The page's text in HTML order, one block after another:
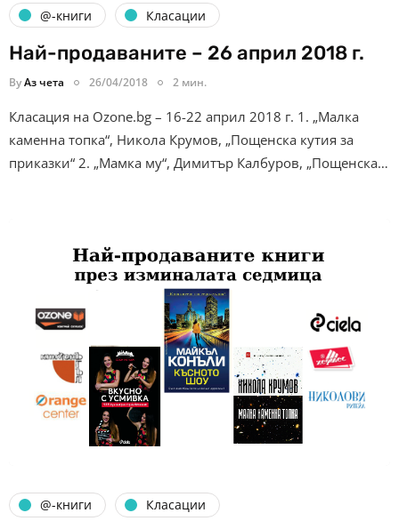
@-книги Класации
Най-продаваните – 26 април 2018 г.
ByАз чета 26/04/2018 2 мин.
Класация на Ozone.bg – 16-22 април 2018 г. 1. „Малка
каменна топка“, Никола Крумов, „Пощенска кутия за
приказки“ 2. „Мамка му“, Димитър Калбуров, „Пощенска…
@-книги Класации